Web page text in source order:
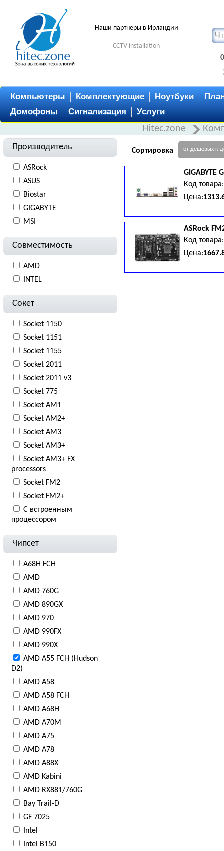
Наши партнеры в Ирландии
CCTV installation
Компьютеры Комплектующие Ноутбуки
Домофоны
Сигнализация Услуги
Hitec.zone
Производитель
ASRock
ASUS
Biostar
GIGABYTE
MSI
Совместимость
AMD
INTEL
Сокет
Socket 1150
Socket 1151
Socket 1155
Socket 2011
Socket 2011 v3
Socket 775
Socket AM1
Socket AM2+
Socket AM3
Socket AM3+
Socket AM3+ FX
processors
Socket FM2
Socket FM2+
С встроенным
процессором
Чипсет
A68H FCH
AMD
AMD 760G
AMD 890GX
AMD 970
AMD 990FX
AMD 990X
AMD A55 FCH (Hudson
D2)
AMD A58
AMD A58 FCH
AMD A68H
AMD A70M
AMD A75
AMD A78
AMD A88X
AMD Kabini
AMD RX881/760G
Bay Trail-D
GF 7025
Intel
Intel B150
Сортировка от дешевых к
GIGABYTE
Код
Цена:
ASRock
Код
Цена: